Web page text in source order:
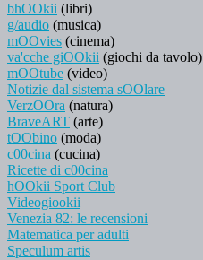
bhOOkii (libri)
g/audio (musica)
mOOvies (cinema)
va'cche giOOkii (giochi da tavolo)
mOOtube (video)
Notizie dal sistema sOOlare
VerzOOra (natura)
BraveART (arte)
tOObino (moda)
c00cina (cucina)
Ricette di c00cina
hOOkii Sport Club
Videogiookii
Venezia 82: le recensioni
Matematica per adulti
Speculum artis